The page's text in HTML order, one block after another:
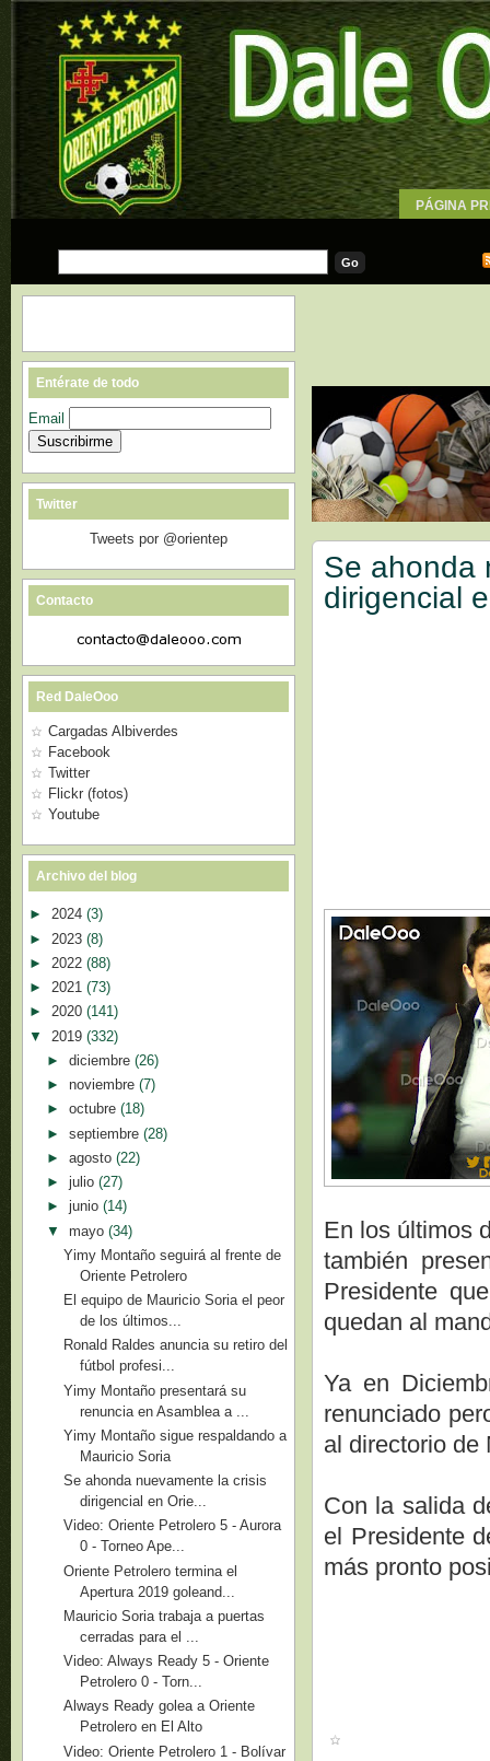
PÁGINA
Se ahonda
dirigencial
En los últimos
también
Presidente
quedan al
Ya en
renunciado
al directorio de
Con la salida
el Presidente
más pronto
Entérate de todo
Email
Twitter
Tweets por @orientep
Contacto
Red DaleOoo
Cargadas Albiverdes
Facebook
Twitter
Flickr (fotos)
Youtube
Archivo del blog
► 2024 (3)
► 2023 (8)
► 2022 (88)
► 2021 (73)
► 2020 (141)
▼ 2019 (332)
► diciembre (26)
► noviembre (7)
► octubre (18)
► septiembre (28)
► agosto (22)
► julio (27)
► junio (14)
▼ mayo (34)
Yimy Montaño seguirá al frente de
Oriente Petrolero
El equipo de Mauricio Soria el peor
de los últimos...
Ronald Raldes anuncia su retiro del
fútbol profesi...
Yimy Montaño presentará su
renuncia en Asamblea a ...
Yimy Montaño sigue respaldando a
Mauricio Soria
Se ahonda nuevamente la crisis
dirigencial en Orie...
Video: Oriente Petrolero 5 - Aurora
0 - Torneo Ape...
Oriente Petrolero termina el
Apertura 2019 goleand...
Mauricio Soria trabaja a puertas
cerradas para el ...
Video: Always Ready 5 - Oriente
Petrolero 0 - Torn...
Always Ready golea a Oriente
Petrolero en El Alto
Video: Oriente Petrolero 1 - Bolívar